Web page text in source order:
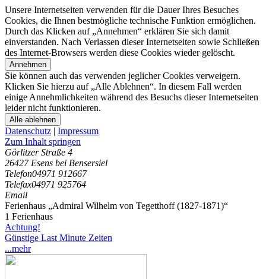
Unsere Internetseiten verwenden für die Dauer Ihres Besuches
Cookies, die Ihnen bestmögliche technische Funktion ermöglichen.
Durch das Klicken auf „Annehmen“ erklären Sie sich damit
einverstanden. Nach Verlassen dieser Internetseiten sowie Schließen
des Internet-Browsers werden diese Cookies wieder gelöscht.
Annehmen
Sie können auch das verwenden jeglicher Cookies verweigern.
Klicken Sie hierzu auf „Alle Ablehnen“. In diesem Fall werden
einige Annehmlichkeiten während des Besuchs dieser Internetseiten
leider nicht funktionieren.
Alle ablehnen
Datenschutz | Impressum
Zum Inhalt springen
Görlitzer Straße 4
26427 Esens bei Bensersiel
Telefon04971 912667
Telefax04971 925764
Email
Ferienhaus „Admiral Wilhelm von Tegetthoff (1827-1871)“
1 Ferienhaus
Achtung!
Günstige Last Minute Zeiten
...mehr